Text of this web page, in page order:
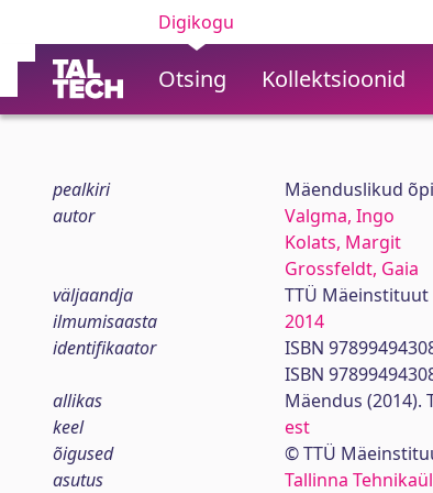
Digikogu
Otsing Kollektsioonid
pealkiri
Mäenduslikud
autor
Valgma, Ingo
Kolats, Margit
Grossfeldt, Gaia
väljaandja
TTÜ Mäeinstituut
ilmumisaasta
2014
identifikaator
ISBN
ISBN
allikas
Mäendus (2014).
keel
est
õigused
© TTÜ
asutus
Tallinna